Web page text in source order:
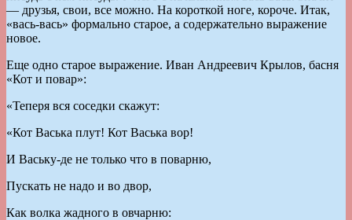
— друзья, свои, все можно. На короткой ноге, короче. Итак,
«вась-вась» формально старое, а содержательно выражение
новое.
Еще одно старое выражение. Иван Андреевич Крылов, басня
«Кот и повар»:
«Теперя вся соседки скажут:
«Кот Васька плут! Кот Васька вор!
И Ваську-де не только что в поварню,
Пускать не надо и во двор,
Как волка жадного в овчарню: